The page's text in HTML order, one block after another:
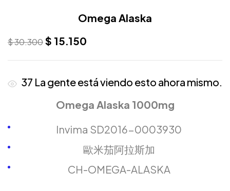
Omega Alaska
$30.300$ 15.150
37 La gente está viendo esto ahora mismo.
Omega Alaska 1000mg
Invima SD2016-0003930
歐米茄阿拉斯加
CH-OMEGA-ALASKA